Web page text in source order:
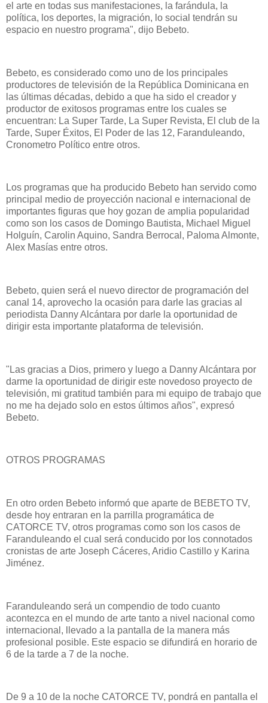
el arte en todas sus manifestaciones, la farándula, la
política, los deportes, la migración, lo social tendrán su
espacio en nuestro programa", dijo Bebeto.
Bebeto, es considerado como uno de los principales
productores de televisión de la República Dominicana en
las últimas décadas, debido a que ha sido el creador y
productor de exitosos programas entre los cuales se
encuentran: La Super Tarde, La Super Revista, El club de la
Tarde, Super Éxitos, El Poder de las 12, Faranduleando,
Cronometro Político entre otros.
Los programas que ha producido Bebeto han servido como
principal medio de proyección nacional e internacional de
importantes figuras que hoy gozan de amplia popularidad
como son los casos de Domingo Bautista, Michael Miguel
Holguín, Carolin Aquino, Sandra Berrocal, Paloma Almonte,
Alex Masías entre otros.
Bebeto, quien será el nuevo director de programación del
canal 14, aprovecho la ocasión para darle las gracias al
periodista Danny Alcántara por darle la oportunidad de
dirigir esta importante plataforma de televisión.
"Las gracias a Dios, primero y luego a Danny Alcántara por
darme la oportunidad de dirigir este novedoso proyecto de
televisión, mi gratitud también para mi equipo de trabajo que
no me ha dejado solo en estos últimos años", expresó
Bebeto.
OTROS PROGRAMAS
En otro orden Bebeto informó que aparte de BEBETO TV,
desde hoy entraran en la parrilla programática de
CATORCE TV, otros programas como son los casos de
Faranduleando el cual será conducido por los connotados
cronistas de arte Joseph Cáceres, Aridio Castillo y Karina
Jiménez.
Faranduleando será un compendio de todo cuanto
acontezca en el mundo de arte tanto a nivel nacional como
internacional, llevado a la pantalla de la manera más
profesional posible. Este espacio se difundirá en horario de
6 de la tarde a 7 de la noche.
De 9 a 10 de la noche CATORCE TV, pondrá en pantalla el